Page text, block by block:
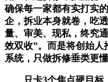
确保每一家都有实打实
企，拆业本身就卷，吃
量、审美、现私，终究
效双收”。而是将创始人
系统，只做拆修垂类更懂
只卡3个焦点硬目标